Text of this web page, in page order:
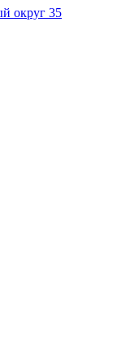
округ 35